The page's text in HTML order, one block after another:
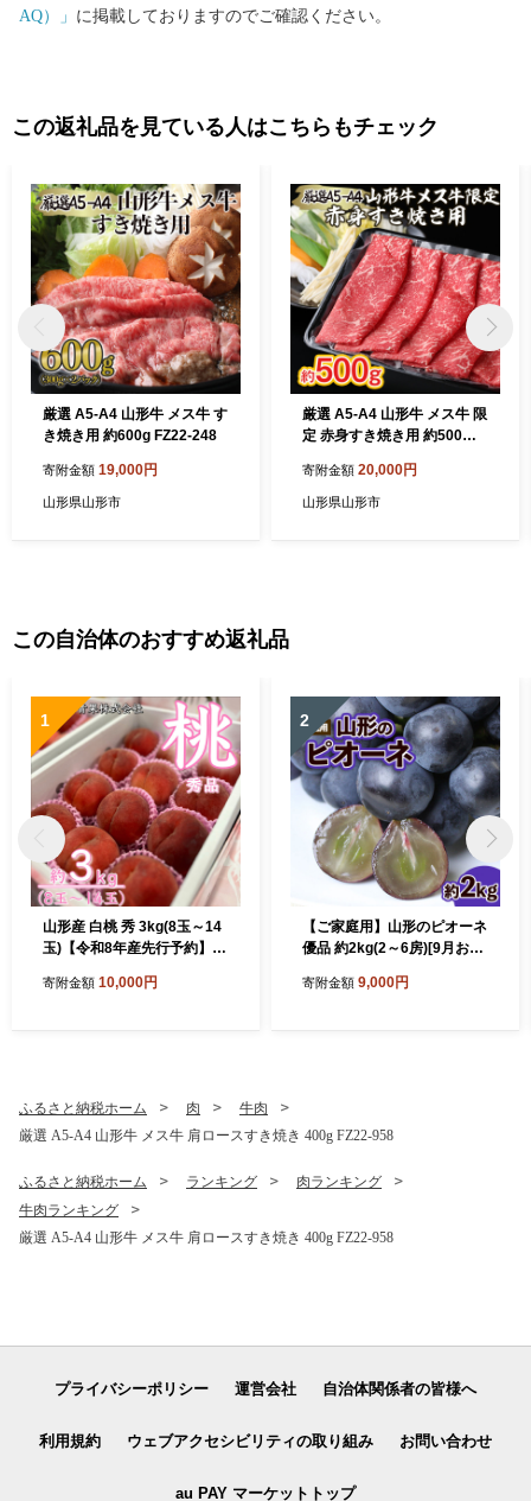
AQ）」 に掲載しておりますのでご確認ください。
この返礼品を見ている人はこちらもチェック
厳選 A5-A4 山形牛 メス牛 す
き焼き用 約600g FZ22-248
寄附金額 19,000円
山形県山形市
厳選 A5-A4 山形牛 メス牛 限
定 赤身すき焼き用 約500ｇ F
寄附金額 20,000円
山形県山形市
この自治体のおすすめ返礼品
1
山形産 白桃 秀 3kg(8玉～14
玉)【令和8年産先行予約】F
寄附金額 10,000円
2
【ご家庭用】山形のピオーネ
優品 約2kg(2～6房)[9月お届
S23-645 くだもの 果物 フル
寄附金額 9,000円
ふるさと納税ホーム 肉
牛肉
厳選 A5-A4 山形牛 メス牛 肩ロースすき焼き 400g FZ22-958
ふるさと納税ホーム ランキング
肉ランキング
牛肉ランキング
厳選 A5-A4 山形牛 メス牛 肩ロースすき焼き 400g FZ22-958
プライバシーポリシー 運営会社 自治体関係者の皆様へ
利用規約 ウェブアクセシビリティの取り組み お問い合わせ
au PAY マーケットトップ